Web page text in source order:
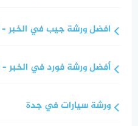
افضل ورشة جيب في الخبر –
أفضل ورشة فورد في الخبر –
ورشة سيارات في جدة